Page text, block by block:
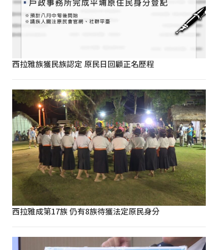
西拉雅族獲民族認定 原民日回顧正名歷程
西拉雅成第17族 仍有8族待獲法定原民身分